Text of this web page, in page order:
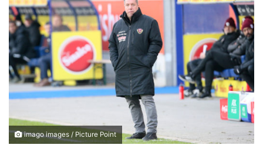
imago images / Picture Point